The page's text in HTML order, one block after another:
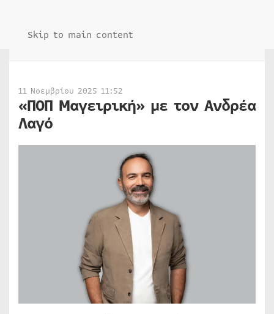
Skip to main content
11 Νοεμβρίου 2025 11:52
«ΠΟΠ Μαγειρική» με τον Ανδρέα
Λαγό